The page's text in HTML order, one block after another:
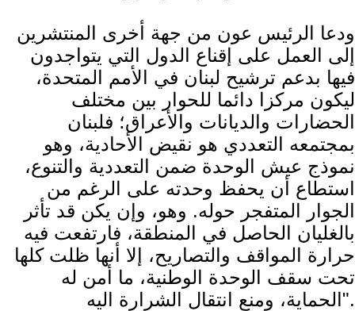
ودعا الرئيس عون من جهة أخرى المنتشرين
إلى العمل على إقناع الدول التي يتواجدون
فيها بدعم ترشيح لبنان في الأمم المتحدة،
ليكون مركزا دائما للحوار بين مختلف
الحضارات والديانات والأعراق؛ فلبنان
بمجتمعه التعددي هو نقيض الأحادية، وهو
نموذج عيش الوحدة ضمن التعددية والتنوع،
استطاع أن يحفظ وحدته على الرغم من
الجوار المتفجر حوله. وهو، وإن يكن قد تأثر
بالغليان الحاصل في المنطقة، فارتفعت فيه
حرارة المواقف والتصاريح، إلا أنها ظلت كلها
تحت سقف الوحدة الوطنية، ما أمن له
الحماية، ومنع انتقال الشرارة اليه".